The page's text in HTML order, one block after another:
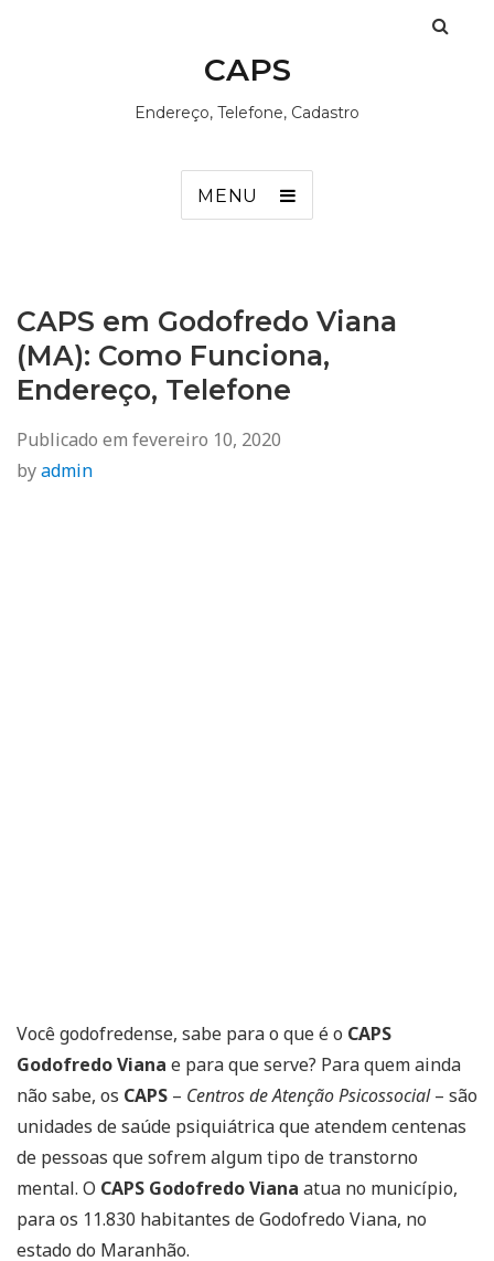
CAPS
Endereço, Telefone, Cadastro
MENU
CAPS em Godofredo Viana
(MA): Como Funciona,
Endereço, Telefone
Publicado em fevereiro 10, 2020
byadmin
Você godofredense, sabe para o que é o CAPS
Godofredo Viana e para que serve? Para quem ainda
não sabe, os CAPS – Centros de Atenção Psicossocial– são
unidades de saúde psiquiátrica que atendem centenas
de pessoas que sofrem algum tipo de transtorno
mental. O CAPS Godofredo Viana atua no município,
para os 11.830 habitantes de Godofredo Viana, no
estado do Maranhão.